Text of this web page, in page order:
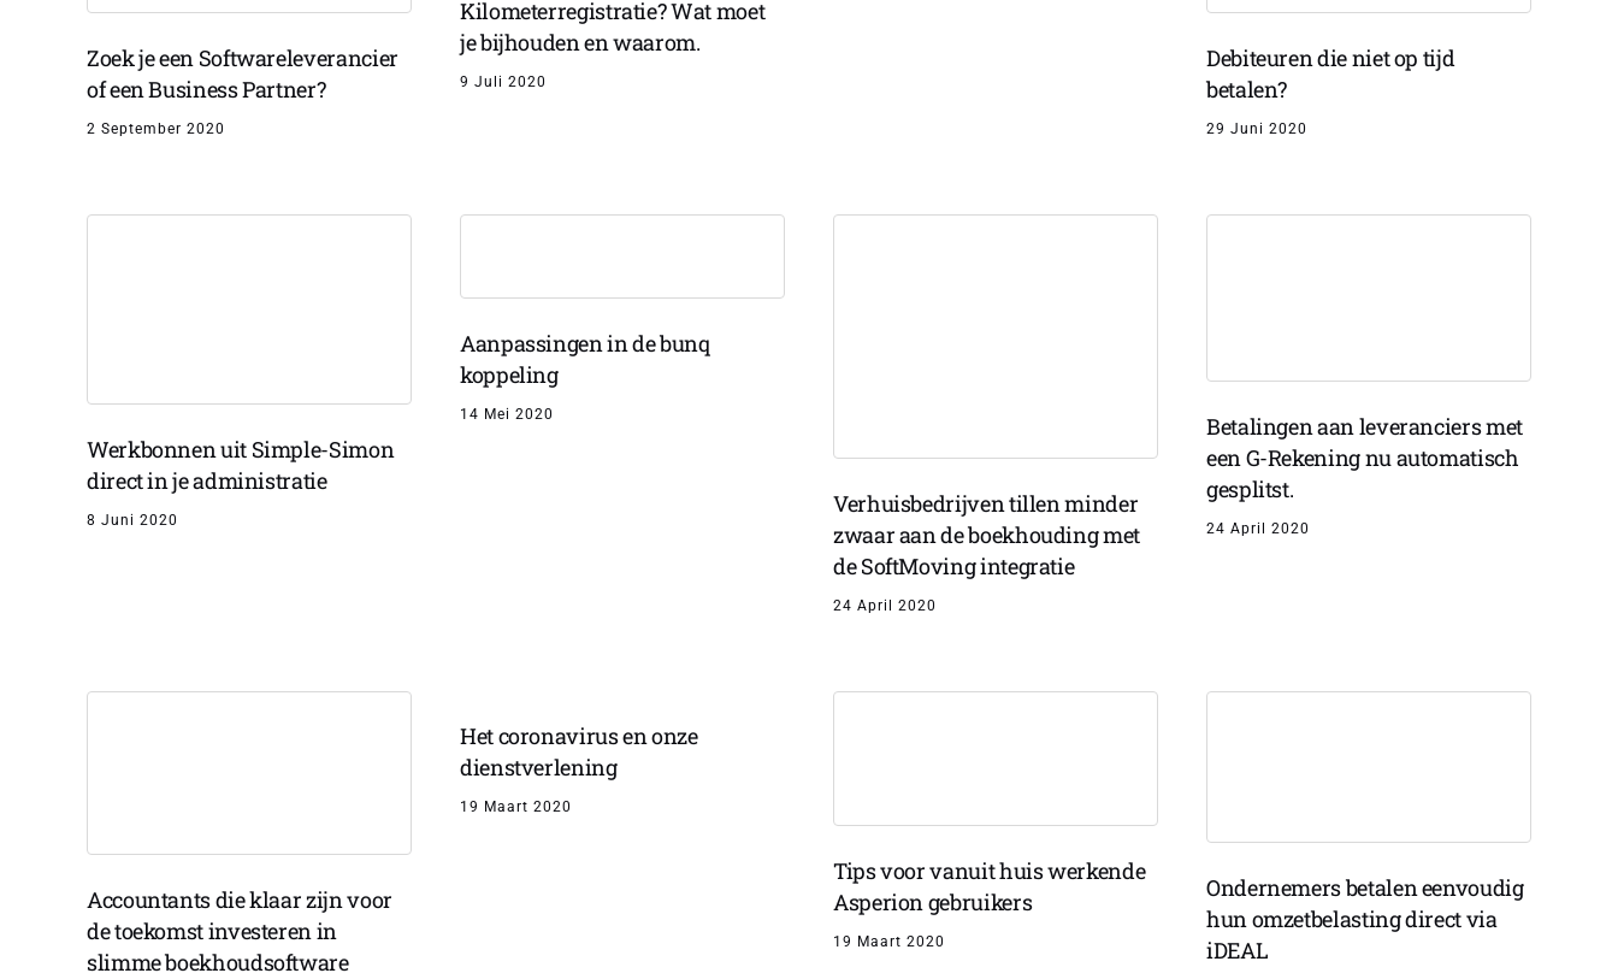
Zoek je een Softwareleverancier
of een Business Partner?
2 September 2020
Kilometerregistratie? Wat moet
je bijhouden en waarom.
9 Juli 2020
Debiteuren die niet op tijd
betalen?
29 Juni 2020
Werkbonnen uit Simple-Simon
direct in je administratie
8 Juni 2020
Aanpassingen in de bunq
koppeling
14 Mei 2020
Verhuisbedrijven tillen minder
zwaar aan de boekhouding met
de SoftMoving integratie
24 April 2020
Betalingen aan leveranciers met
een G-Rekening nu automatisch
gesplitst.
24 April 2020
Accountants die klaar zijn voor
de toekomst investeren in
slimme boekhoudsoftware
Het coronavirus en onze
dienstverlening
19 Maart 2020
Tips voor vanuit huis werkende
Asperion gebruikers
19 Maart 2020
Ondernemers betalen eenvoudig
hun omzetbelasting direct via
iDEAL